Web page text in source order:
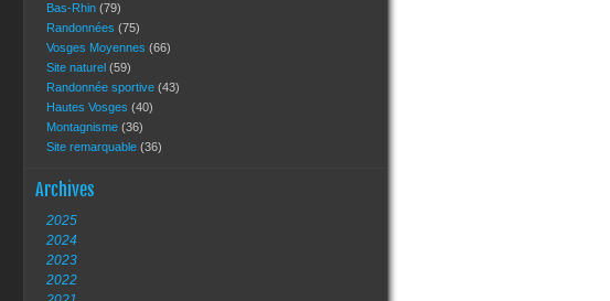
Bas-Rhin (79)
Randonnées (75)
Vosges Moyennes (66)
Site naturel (59)
Randonnée sportive (43)
Hautes Vosges (40)
Montagnisme (36)
Site remarquable (36)
Archives
2025
2024
2023
2022